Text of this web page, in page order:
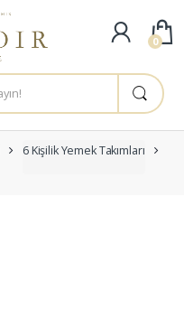
6 Kişilik Yemek Takımları
0